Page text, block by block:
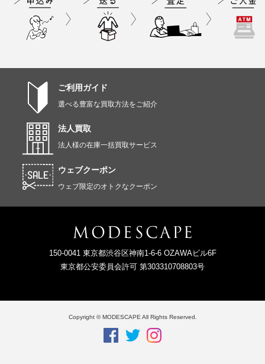
ご利用ガイド
選べる豊富な買取方法をご紹介
法人買取
法人様の在庫一括買取サービス
ウェブクーポン
ウェブ限定のオトクなクーポン
150-0041 東京都渋谷区神南1-6-6 OZAWAビル6F
東京都公安委員会許可 第303310708803号
Copyright © MODESCAPE All Rights Reserved.